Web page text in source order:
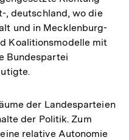
, deutschland, wo die
und in Mecklenburg-
Koalitionsmodelle mit
Bundespartei
der Landesparteien
der Politik. Zum
relative Autonomie